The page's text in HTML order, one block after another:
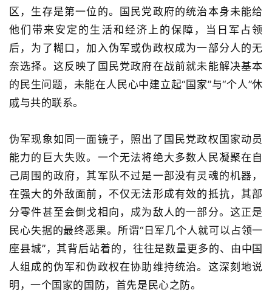
区，生存是第一位的。国民党政府的统治本身未能给
他们带来安定的生活和经济上的保障，当日军占领
后，为了糊口，加入伪军或伪政权成为一部分人的无
奈选择。这反映了国民党政府在战前就未能解决基本
的民生问题，未能在人民心中建立起“ 国家”与“个人”休
戚与共的联系。
伪军现象如同一面镜子，照出了国民党政权国家动员
能力的巨大失败。一个无法将绝大多数人民凝聚在自
己周围的政府，其军队不过是一部没有灵魂的机器，
在强大的外敌面前，不仅无法形成有效的抵抗，其部
分零件甚至会倒戈相向，成为敌人的一部分。这正是
民心失据的最终恶果。所谓“ 日军几个人就可以占领一
座县城” ，其背后站着的，往往是数量更多的、由中国
人组成的伪军和伪政权在协助维持统治。这深刻地说
明，一个国家的国防，首先是民心之防。